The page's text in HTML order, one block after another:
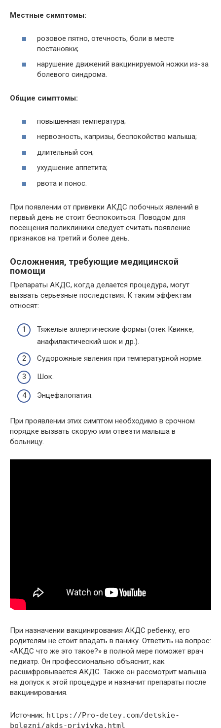
Местные симптомы:
розовое пятно, отечность, боли в месте
постановки;
нарушение движений вакцинируемой ножки из-за
болевого синдрома.
Общие симптомы:
повышенная температура;
нервозность, капризы, беспокойство малыша;
длительный сон;
ухудшение аппетита;
рвота и понос.
При появлении от прививки АКДС побочных явлений в
первый день не стоит беспокоиться. Поводом для
посещения поликлиники следует считать появление
признаков на третий и более день.
Осложнения, требующие медицинской
помощи
Препараты АКДС, когда делается процедура, могут
вызвать серьезные последствия. К таким эффектам
относят:
Тяжелые аллергические формы (отек Квинке,
анафилактический шок и др.).
Судорожные явления при температурной норме.
Шок.
Энцефалопатия.
При проявлении этих симптом необходимо в срочном
порядке вызвать скорую или отвезти малыша в
больницу.
При назначении вакцинирования АКДС ребенку, его
родителям не стоит впадать в панику. Ответить на вопрос:
«АКДС что же это такое?» в полной мере поможет врач
педиатр. Он профессионально объяснит, как
расшифровывается АКДС. Также он рассмотрит малыша
на допуск к этой процедуре и назначит препараты после
вакцинирования.
Источник: https://Pro-detey.com/detskie-
bolezni/akds-privivka.html